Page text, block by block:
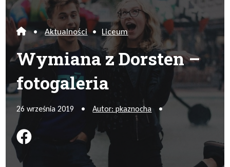
Home
• Aktualności • Liceum
Wymiana z Dorsten –
fotogaleria
26 września 2019 • Autor: pkaznocha •
Podziel się na FB